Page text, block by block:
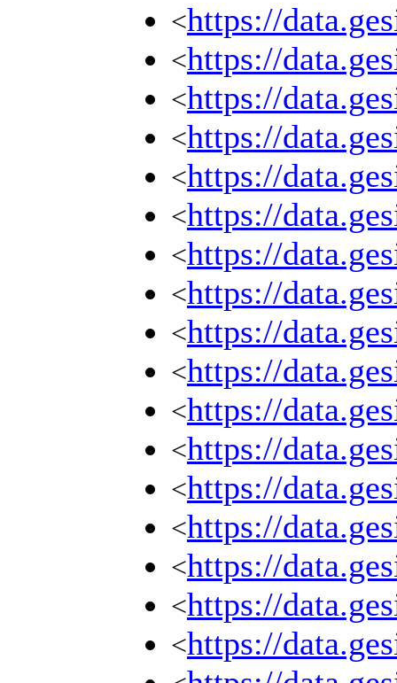
<https://
<https://
<https://
<https://
<https://
<https://
<https://
<https://
<https://
<https://
<https://
<https://
<https://
<https://
<https://
<https://
<https://